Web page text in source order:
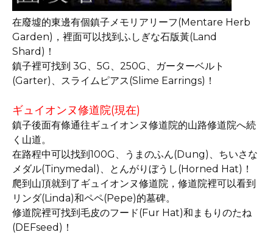
在廢墟的東邊有個鎮子メモリアリーフ(Mentare Herb
Garden)，裡面可以找到ふしぎな石版黃(Land
Shard)！
鎮子裡可找到 3G、5G、250G、ガーターベルト
(Garter)、スライムピアス(Slime Earrings)！
ギュイオンヌ修道院(現在)
鎮子後面有條通往ギュイオンヌ修道院的山路修道院へ続
く山道。
在路程中可以找到100G、うまのふん(Dung)、ちいさな
メダル(Tinymedal)、とんがりぼうし(Horned Hat)！
爬到山頂就到了ギュイオンヌ修道院，修道院裡可以看到
リンダ(Linda)和ペペ(Pepe)的墓碑。
修道院裡可找到毛皮のフード(Fur Hat)和まもりのたね
(DEFseed)！